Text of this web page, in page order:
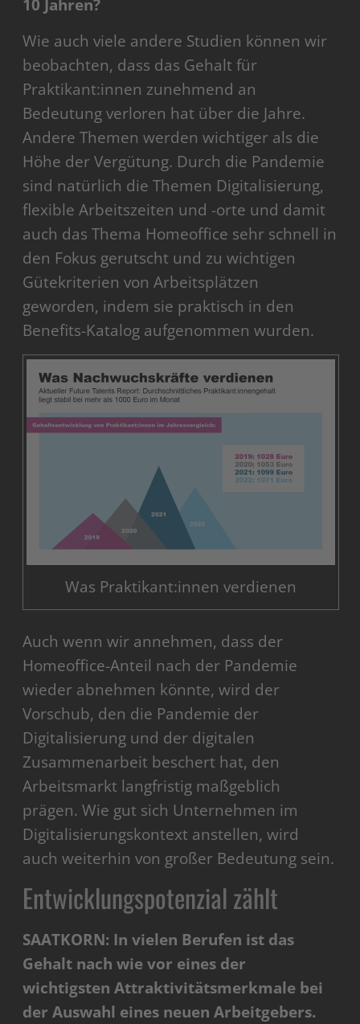
10 Jahren?
Wie auch viele andere Studien können wir
beobachten, dass das Gehalt für
Praktikant:innen zunehmend an
Bedeutung verloren hat über die Jahre.
Andere Themen werden wichtiger als die
Höhe der Vergütung. Durch die Pandemie
sind natürlich die Themen Digitalisierung,
flexible Arbeitszeiten und -orte und damit
auch das Thema Homeoffice sehr schnell in
den Fokus gerutscht und zu wichtigen
Gütekriterien von Arbeitsplätzen
geworden, indem sie praktisch in den
Benefits-Katalog aufgenommen wurden.
Was Praktikant:innen verdienen
Auch wenn wir annehmen, dass der
Homeoffice-Anteil nach der Pandemie
wieder abnehmen könnte, wird der
Vorschub, den die Pandemie der
Digitalisierung und der digitalen
Zusammenarbeit beschert hat, den
Arbeitsmarkt langfristig maßgeblich
prägen. Wie gut sich Unternehmen im
Digitalisierungskontext anstellen, wird
auch weiterhin von großer Bedeutung sein.
Entwicklungspotenzial zählt
SAATKORN: In vielen Berufen ist das
Gehalt nach wie vor eines der
wichtigsten Attraktivitätsmerkmale bei
der Auswahl eines neuen Arbeitgebers.